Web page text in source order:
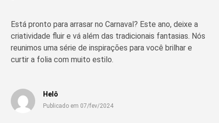
Está pronto para arrasar no Carnaval? Este ano, deixe a
criatividade fluir e vá além das tradicionais fantasias. Nós
reunimos uma série de inspirações para você brilhar e
curtir a folia com muito estilo.
Helô
Publicado em 07/fev/2024